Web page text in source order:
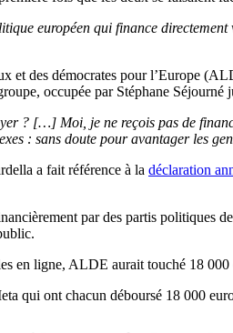
européen qui finance
et des démocrates pour l’Europe
occupée par Stéphane
? […] Moi, je ne reçois pas de
: sans doute pour avantager les
a fait référence à la déclaration
par des partis politiques
en ligne, ALDE aurait touché 18
qui ont chacun déboursé 18 000